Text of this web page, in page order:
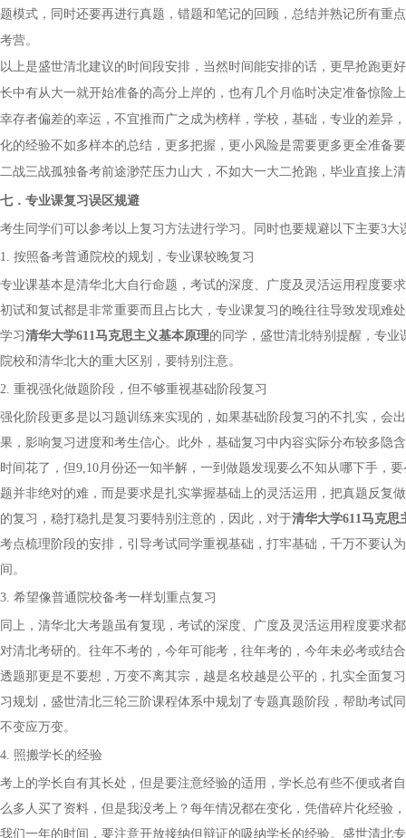
题模式，同时还要再进行真题，错题和笔记的回顾，总结并熟记所有重
考营。
以上是盛世清北建议的时间段安排，当然时间能安排的话，更早抢跑更
长中有从大一就开始准备的高分上岸的，也有几个月临时决定准备惊险
幸存者偏差的幸运，不宜推而广之成为榜样，学校，基础，专业的差异
化的经验不如多样本的总结，更多把握，更小风险是需要更多更全准备
二战三战孤独备考前途渺茫压力山大，不如大一大二抢跑，毕业直接上
七． 专业课复习误区规避
考生同学们可以参考以上复习方法进行学习。同时也要规避以下主要3大
1. 按照备考普通院校的规划，专业课较晚复习
专业课基本是清华北大自行命题，考试的深度、广度及灵活运用程度要
初试和复试都是非常重要而且占比大，专业课复习的晚往往导致发现难
学习 清华大学611马克思主义基本原理的同学， 盛世清北特别提醒，专业
院校和清华北大的重大区别，要特别注意。
2. 重视强化做题阶段，但不够重视基础阶段复习
强化阶段更多是以习题训练来实现的，如果基础阶段复习的不扎实，会
果，影响复习进度和考生信心。此外，基础复习中内容实际分布较多隐
时间花了，但9,10月份还一知半解，一到做题发现要么不知从哪下手，
题并非绝对的难，而是要求是扎实掌握基础上的灵活运用，把真题反复
的复习，稳打稳扎是复习要特别注意的，因此， 对于清华大学611马克思
考点梳理阶段的安排，引导考试同学重视基础，打牢基础，千万不要认
间。
3. 希望像普通院校备考一样划重点复习
同上，清华北大考题虽有复现，考试的深度、广度及灵活运用程度要
对清北考研的。往年不考的，今年可能考，往年考的，今年未必考或结
透题那更是不要想，万变不离其宗，越是名校越是公平的，扎实全面复
习规划， 盛世清北三轮三阶课程体系中规划了专题真题阶段，帮助考试
不变应万变。
4. 照搬学长的经验
考上的学长自有其长处，但是要注意经验的适用，学长总有些不便或者
么多人买了资料，但是我没考上？每年情况都在变化，凭借碎片化经验
我们一年的时间，要注意开放接纳但辩证的吸纳学长的经验。盛世清北